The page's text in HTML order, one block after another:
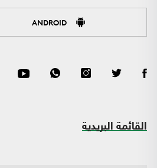
ANDROID
القائمة البريدية